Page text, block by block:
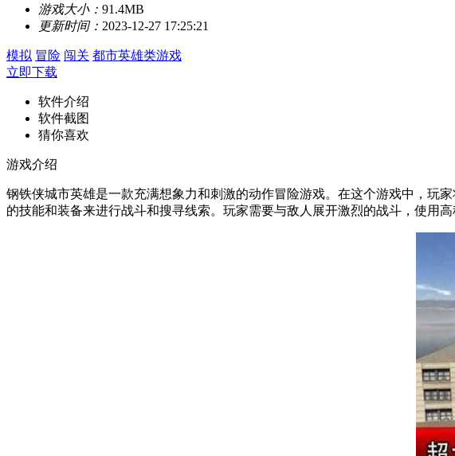
游戏大小： 91.4MB
更新时间： 2023-12-27 17:25:21
模拟 冒险 闯关 都市英雄类游戏
立即下载
软件介绍
软件截图
猜你喜欢
游戏介绍
钢铁侠城市英雄是一款充满想象力和刺激的动作冒险游戏。在这个游戏中，玩
的技能和装备来进行战斗和搜寻线索。玩家需要与敌人展开激烈的战斗，使用